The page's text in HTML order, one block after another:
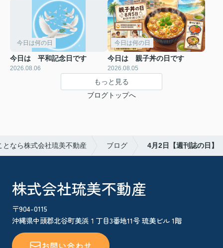
今日は何の日
今日は 平和記念日です
2026.08.06
今日は何の日
今日は 親子丼の日です
2026.08.05
もっと見る
ブログトップへ
なら株式会社琉美不動産 ブログ 4月2日【週刊誌の日】
株式会社琉美不動産
〒904-0115
沖縄県中頭郡北谷町美浜１丁目3番地11号 琉美ビル 1階